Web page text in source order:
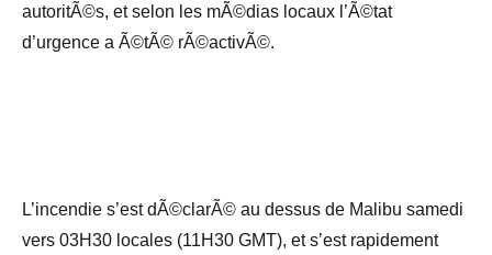
autoritÃ©s, et selon les mÃ©dias locaux l’Ã©tat
d’urgence a Ã©tÃ© rÃ©activÃ©.
L’incendie s’est dÃ©clarÃ© au dessus de Malibu samedi
vers 03H30 locales (11H30 GMT), et s’est rapidement